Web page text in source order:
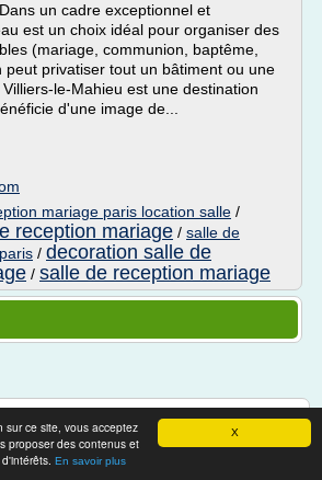
X
sur ce site, vous acceptez
proposer des contenus et
En savoir plus
un cadre exceptionnel et
est un choix idéal pour organiser des
(mariage, communion, baptême,
peut privatiser tout un bâtiment ou une
le-Mahieu est une destination
d'une image de...
mariage paris location salle /
reception mariage / salle de
/ decoration salle de
/ salle de reception mariage
de mariage 25 ans